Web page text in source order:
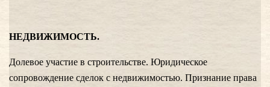
НЕДВИЖИМОСТЬ.
Долевое участие в строительстве. Юридическое
сопровождение сделок с недвижимостью. Признание права